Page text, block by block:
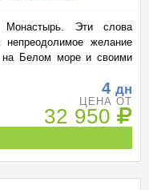
Монастырь. Эти слова
желание
на Белом море и своими
4 дн
ЦЕНА ОТ
32 950